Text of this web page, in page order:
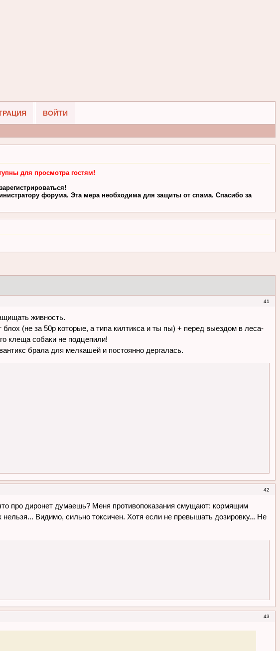
ВОЙТИ
для просмотра гостям!
форума. Эта мера необходима для защиты от спама. Спасибо за
41
живность.
(не за 50р которые, а типа килтикса и ты пы) + перед выездом в леса-
клеща собаки не подцепили!
брала для мелкашей и постоянно дергалась.
42
про диронет думаешь? Меня противопоказания смущают: кормящим
Видимо, сильно токсичен. Хотя если не превышать дозировку... Не
43